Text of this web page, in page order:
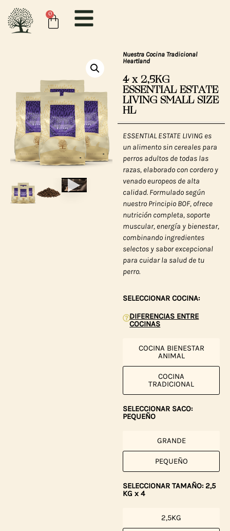
0
Nuestra Cocina Tradicional
Heartland
4 x 2,5KG
ESSENTIAL ESTATE
LIVING SMALL SIZE
HL
ESSENTIAL ESTATE LIVING es
un alimento sin cereales para
perros adultos de todas las
razas, elaborado con cordero y
venado europeos de alta
calidad. Formulado según
nuestro Principio BOF, ofrece
nutrición completa, soporte
muscular, energía y bienestar,
combinando ingredientes
selectos y sabor excepcional
para cuidar la salud de tu
perro.
SELECCIONAR COCINA:
DIFERENCIAS ENTRE
COCINAS
COCINA BIENESTAR
ANIMAL
COCINA
TRADICIONAL
SELECCIONAR SACO:
PEQUEÑO
GRANDE
PEQUEÑO
SELECCIONAR TAMAÑO: 2,5
KG x 4
2,5KG